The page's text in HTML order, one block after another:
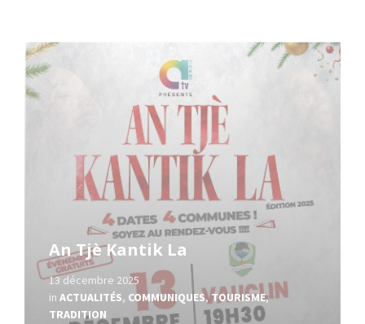
An Tjè Kantik La
13 décembre 2025
in ACTUALITÉS, COMMUNIQUES,TOURISME,
TRADITION
Read
More